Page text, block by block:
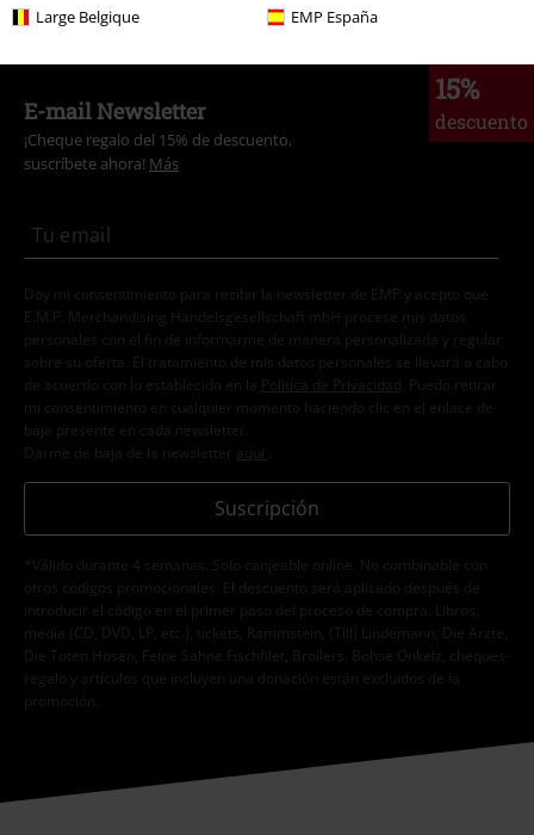
Large Belgique EMP España
15%
descuento
E-mail Newsletter
¡Cheque regalo del 15% de descuento,
suscríbete ahora! Más
Doy mi consentimiento para recibir la newsletter de EMP y acepto que
E.M.P. Merchandising Handelsgesellschaft mbH procese mis datos
personales con el fin de informarme de manera personalizada y regular
sobre su oferta. El tratamiento de mis datos personales se llevará a cabo
de acuerdo con lo establecido en la
Política de Privacidad . Puedo retirar
mi consentimiento en cualquier momento haciendo clic en el enlace de
baja presente en cada newsletter.
Darme de baja de la newsletter
aquí
Suscripción
*Válido durante 4 semanas. Solo canjeable online. No combinable con
otros códigos promocionales. El descuento será aplicado después de
introducir el código en el primer paso del proceso de compra. Libros,
media (CD, DVD, LP, etc.), tickets, Rammstein, (Till) Lindemann, Die Ärzte,
Die Toten Hosen, Feine Sahne Fischfilet, Broilers, Böhse Onkelz, cheques-
regalo y artículos que incluyen una donación están excluidos de la
promoción.